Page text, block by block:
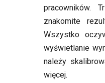
pracowników.
znakomite
Wszystko
wyświetlanie
należy
więcej.